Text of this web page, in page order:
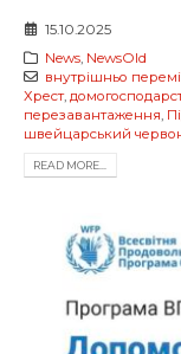
15.10.2025
News, NewsOld
внутрішньо
Хрест,
перезавантаження,
швейцарський
READ MORE...